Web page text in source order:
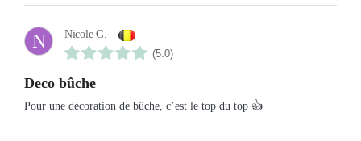
N
Nicole G.
(5.0)
Deco bûche
Pour une décoration de bûche, c’est le top du top 👍